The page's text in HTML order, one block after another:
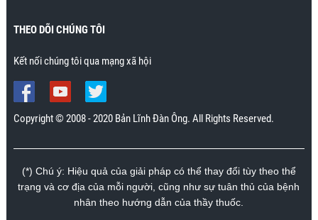
THEO DÕI CHÚNG TÔI
Kết nối chúng tôi qua mạng xã hội
Copyright © 2008 - 2020 Bản Lĩnh Đàn Ông. All Rights Reserved.
(*) Chú ý: Hiệu quả của giải pháp có thể thay đổi tùy theo thể
trạng và cơ địa của mỗi người, cũng như sự tuân thủ của bệnh
nhân theo hướng dẫn của thầy thuốc.